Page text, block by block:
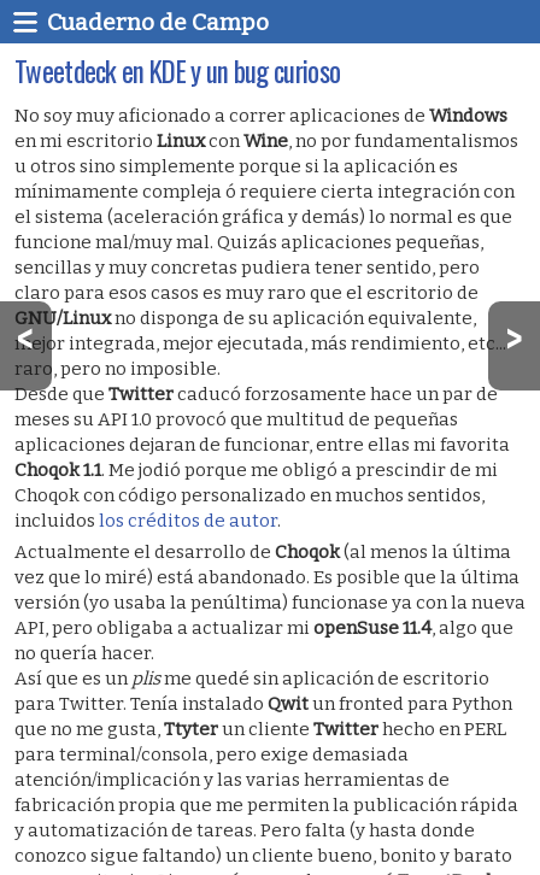
Cuaderno de Campo
Tweetdeck en KDE y un bug curioso
No soy muy aficionado a correr aplicaciones de Windows
en mi escritorio LinuxconWine, no por fundamentalismos
u otros sino simplemente porque si la aplicación es
mínimamente compleja ó requiere cierta integración con
el sistema (aceleración gráfica y demás) lo normal es que
funcione mal/muy mal. Quizás aplicaciones pequeñas,
sencillas y muy concretas pudiera tener sentido, pero
claro para esos casos es muy raro que el escritorio de
GNU/Linuxno disponga de su aplicación equivalente,
mejor integrada, mejor ejecutada, más rendimiento, etc...
raro, pero no imposible.
Desde que Twittercaducó forzosamente hace un par de
meses su API 1.0 provocó que multitud de pequeñas
aplicaciones dejaran de funcionar, entre ellas mi favorita
Choqok 1.1. Me jodió porque me obligó a prescindir de mi
Choqok con código personalizado en muchos sentidos,
incluidos los créditos de autor.
Actualmente el desarrollo de Choqok(al menos la última
vez que lo miré) está abandonado. Es posible que la última
versión (yo usaba la penúltima) funcionase ya con la nueva
API, pero obligaba a actualizar miopenSuse 11.4, algo que
no quería hacer.
Así que es unplisme quedé sin aplicación de escritorio
para Twitter. Tenía instalado Qwitun fronted para Python
que no me gusta,Ttyterun cliente Twitterhecho en PERL
para terminal/consola, pero exige demasiada
atención/implicación y las varias herramientas de
fabricación propia que me permiten la publicación rápida
y automatización de tareas. Pero falta (y hasta donde
conozco sigue faltando) un cliente bueno, bonito y barato